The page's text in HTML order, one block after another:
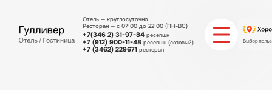
Отель — круглосуточно
Ресторан — с 07:00 до 22:00 (ПН-ВС)
+7(346 2) 31-97-84 ресепшн
+7 (912) 900-11-48 ресепшн (сотовый)
+7 (3462) 229671 ресторан